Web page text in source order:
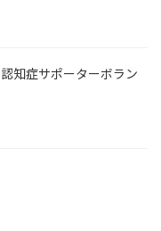
知症サポーターボラン